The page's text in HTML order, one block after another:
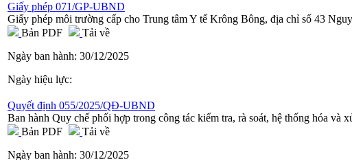
Giấy phép 071/GP-UBND
Giấy phép môi trường cấp cho Trung tâm Y tế Krông Bông, địa chỉ số 43
Bản PDF
Tải về
Ngày ban hành: 30/12/2025
Ngày hiệu lực:
Quyết định 055/2025/QĐ-UBND
Ban hành Quy chế phối hợp trong công tác kiểm tra, rà soát, hệ thống hóa
Bản PDF
Tải về
Ngày ban hành: 30/12/2025